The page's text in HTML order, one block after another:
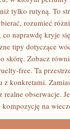
tylko rutyną. To
rozumieć
naprawdę kryje
tipy dotyczące
skórę. Zobacz
free. Ta
z konkretami.
realne obserwacje.
kompozycję na